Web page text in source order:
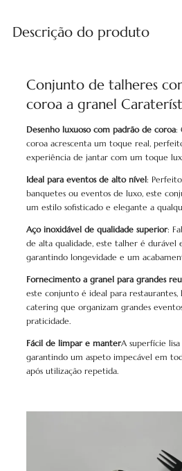
Descrição do produto
Conjunto de talheres
coroa a granel
Desenho luxuoso com padrão de coroa:
coroa acrescenta um toque real,
experiência de jantar com um toque
Ideal para eventos de alto nível:
banquetes ou eventos de luxo, este
um estilo sofisticado e elegante a
Aço inoxidável de qualidade superior:
de alta qualidade, este talher é durável
garantindo longevidade e um
Fornecimento a granel para grandes
este conjunto é ideal para restaurantes,
catering que organizam grandes
praticidade.
Fácil de limpar e manterA superfície
garantindo um aspeto impecável em
após utilização repetida.